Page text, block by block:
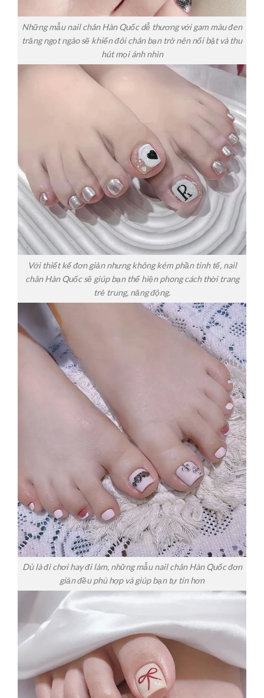
Những mẫu nail chân Hàn Quốc dễ thương với gam màu đen
trăng ngọt ngào sẽ khiến đôi chân bạn trở nên nổi bật và thu
hút mọi ánh nhìn
Với thiết kế đơn giản nhưng không kém phần tinh tế, nail
chân Hàn Quốc sẽ giúp bạn thể hiện phong cách thời trang
trẻ trung, năng động.
Dù là đi chơi hay đi làm, những mẫu nail chân Hàn Quốc đơn
giản đều phù hợp và giúp bạn tự tin hơn